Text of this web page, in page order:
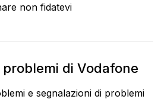
non fidatevi
di Vodafone
e segnalazioni di problemi